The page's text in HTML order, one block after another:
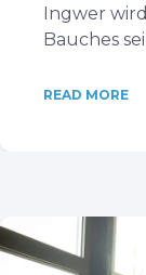
Ingwer
Bauches
READ MORE